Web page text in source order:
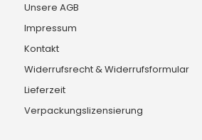
Unsere AGB
Impressum
Kontakt
Widerrufsrecht & Widerrufsformular
Lieferzeit
Verpackungslizensierung